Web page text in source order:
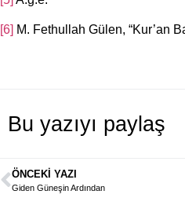
[6] M. Fethullah Gülen, “Kur’an
Bu yazıyı paylaş
ÖNCEKI YAZI
Giden Güneşin Ardından